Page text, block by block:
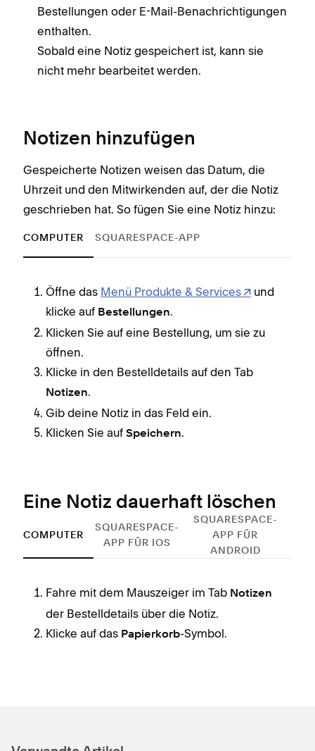
Bestellungen oder E-Mail-Benachrichtigungen
enthalten.
Sobald eine Notiz gespeichert ist, kann sie
nicht mehr bearbeitet werden.
Notizen hinzufügen
Gespeicherte Notizen weisen das Datum, die
Uhrzeit und den Mitwirkenden auf, der die Notiz
geschrieben hat. So fügen Sie eine Notiz hinzu:
COMPUTER SQUARESPACE-APP
Öffne das Menü Produkte & Services
und
klicke auf Bestellungen.
Klicken Sie auf eine Bestellung, um sie zu
öffnen.
Klicke in den Bestelldetails auf den Tab
Notizen.
Gib deine Notiz in das Feld ein.
Klicken Sie auf Speichern.
Eine Notiz dauerhaft löschen
COMPUTER
SQUARESPACE-
APP FÜR IOS
SQUARESPACE-
APP FÜR
ANDROID
Fahre mit dem Mauszeiger im Tab Notizen
der Bestelldetails über die Notiz.
Klicke auf das Papierkorb-Symbol.